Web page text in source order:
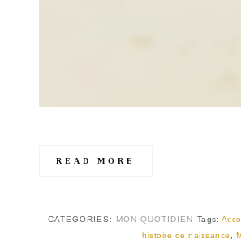
READ MORE
CATEGORIES: MON QUOTIDIEN Tags:
histoire de naissance